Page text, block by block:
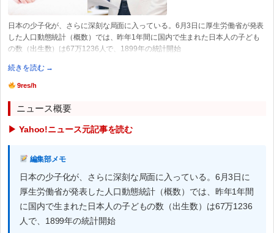
日本の少子化が、さらに深刻な局面に入っている。6月3日に厚生労働省が発表
した人口動態統計（概数）では、昨年1年間に国内で生まれた日本人の子ども
の数（出生数）は67万1236人で、1899年の統計開始
続きを読む →
9res/h
ニュース概要
▶ Yahoo!ニュース元記事を読む
編集部メモ
日本の少子化が、さらに深刻な局面に入っている。6月3日に
厚生労働省が発表した人口動態統計（概数）では、昨年1年間
に国内で生まれた日本人の子どもの数（出生数）は67万1236
人で、1899年の統計開始